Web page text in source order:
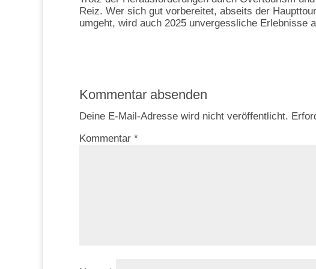
Reiz. Wer sich gut vorbereitet, abseits der
umgeht, wird auch 2025 unvergessliche Erlebnisse
Kommentar absenden
Deine E-Mail-Adresse wird nicht veröffentlicht.
Kommentar *